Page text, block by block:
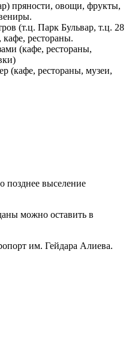
пряности, овощи, фрукты,
(т.ц. Парк Бульвар, т.ц. 28
рестораны.
(кафе, рестораны,
(кафе, рестораны, музеи,
позднее выселение
можно оставить в
им. Гейдара Алиева.